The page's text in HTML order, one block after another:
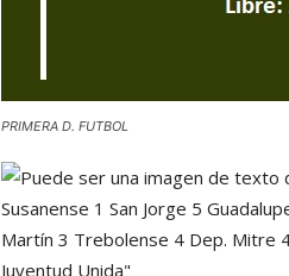
PRIMERA D. FUTBOL